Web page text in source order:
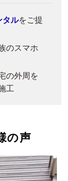
タルをご提
のスマホ
の外周を
工
の声